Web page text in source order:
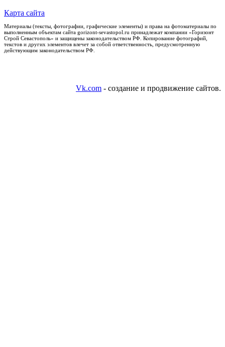
Карта сайта
Материалы (тексты, фотографии, графические элементы) и права на фотоматериалы по
выполненным объектам сайта gorizont-sevastopol.ru принадлежат компании «Горизонт
Строй Севастополь» и защищены законодательством РФ. Копирование фотографий,
текстов и других элементов влечет за собой ответственность, предусмотренную
действующим законодательством РФ.
Vk.com - создание и продвижение сайтов.